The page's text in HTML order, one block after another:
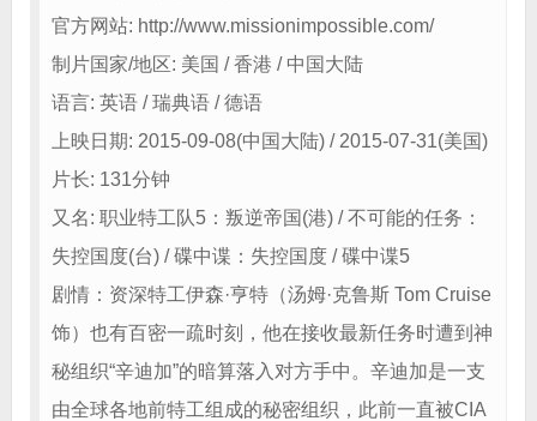
官方网站: http://www.missionimpossible.com/
制片国家/地区: 美国 / 香港 / 中国大陆
语言: 英语 / 瑞典语 / 德语
上映日期: 2015-09-08(中国大陆) / 2015-07-31(美国)
片长: 131分钟
又名: 职业特工队5：叛逆帝国(港) / 不可能的任务：
失控国度(台) / 碟中谍：失控国度 / 碟中谍5
剧情：资深特工伊森·亨特（汤姆·克鲁斯 Tom Cruise
饰）也有百密一疏时刻，他在接收最新任务时遭到神
秘组织“辛迪加”的暗算落入对方手中。辛迪加是一支
由全球各地前特工组成的秘密组织，此前一直被CIA